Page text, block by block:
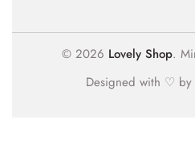
© 2026 Lovely Shop.
Designed with ♡ by